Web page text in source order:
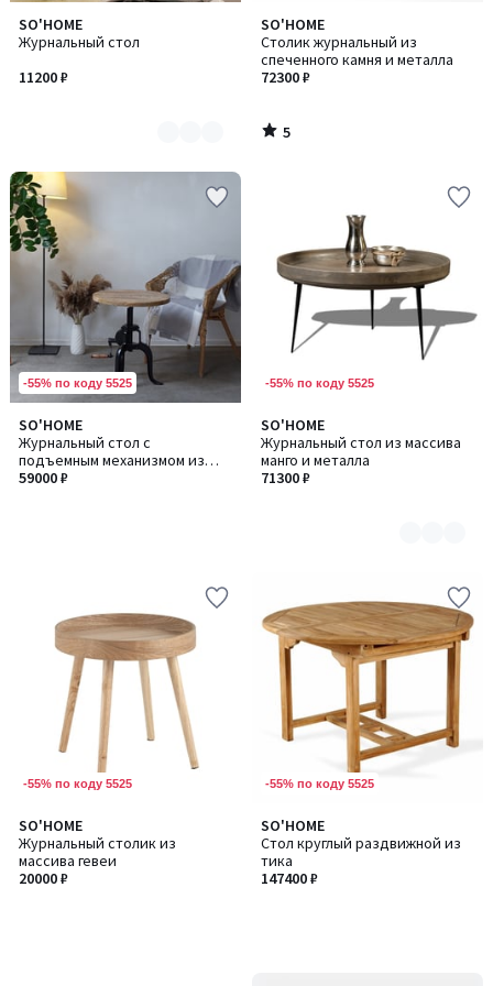
SO'HOME
Журнальный стол
11200 ₽
Количество
цветов:
2
SO'HOME
Столик журнальный из
спеченного камня и металла
72300 ₽
5
/
5
5
/
-55% по коду 5525
SO'HOME
Журнальный стол с
подъемным механизмом из
массива манго и металла
59000 ₽
-55% по коду 5525
SO'HOME
Журнальный стол из массива
манго и металла
71300 ₽
Количество
цветов:
2
-55% по коду 5525
SO'HOME
Журнальный столик из
массива гевеи
20000 ₽
-55% по коду 5525
SO'HOME
Стол круглый раздвижной из
тика
147400 ₽